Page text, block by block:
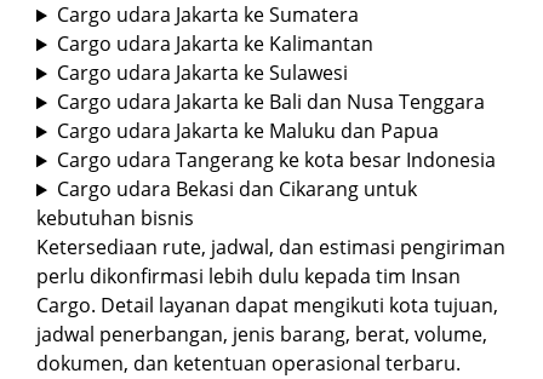
Cargo udara Jakarta ke Sumatera
Cargo udara Jakarta ke Kalimantan
Cargo udara Jakarta ke Sulawesi
Cargo udara Jakarta ke Bali dan Nusa Tenggara
Cargo udara Jakarta ke Maluku dan Papua
Cargo udara Tangerang ke kota besar Indonesia
Cargo udara Bekasi dan Cikarang untuk
kebutuhan bisnis
Ketersediaan rute, jadwal, dan estimasi pengiriman
perlu dikonfirmasi lebih dulu kepada tim Insan
Cargo. Detail layanan dapat mengikuti kota tujuan,
jadwal penerbangan, jenis barang, berat, volume,
dokumen, dan ketentuan operasional terbaru.